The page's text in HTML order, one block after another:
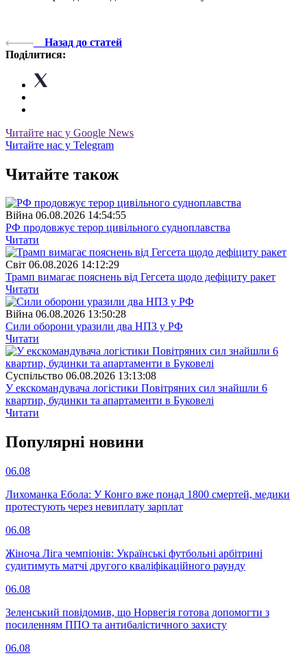
Назад до статей
Поділитися:
Читайте нас у Google News
Читайте нас у Telegram
Читайте також
Війна 06.08.2026 14:54:55
РФ продовжує терор цивільного судноплавства
Читати
Свiт 06.08.2026 14:12:29
Трамп вимагає пояснень від Гегсета щодо дефіциту ракет
Читати
Війна 06.08.2026 13:50:28
Сили оборони уразили два НПЗ у РФ
Читати
Суспiльство 06.08.2026 13:13:08
У екскомандувача логістики Повітряних сил знайшли 6
квартир, будинки та апартаменти в Буковелі
Читати
Популярнi новини
06.08
Лихоманка Ебола: У Конго вже понад 1800 смертей, медики
протестують через невиплату зарплат
06.08
Жіноча Ліга чемпіонів: Українські футбольні арбітрині
судитимуть матчі другого кваліфікаційного раунду
06.08
Зеленський повідомив, що Норвегія готова допомогти з
посиленням ППО та антибалістичного захисту
06.08